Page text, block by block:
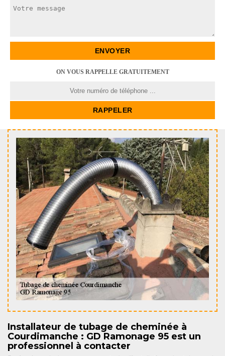
ON VOUS RAPPELLE GRATUITEMENT
Installateur de tubage de cheminée à
Courdimanche : GD Ramonage 95 est un
professionnel à contacter